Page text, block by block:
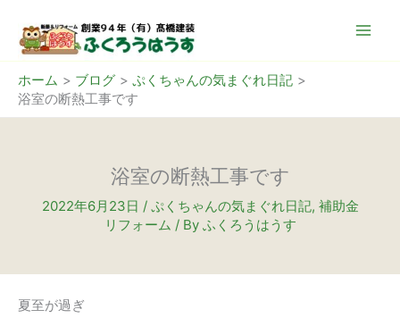
ッ
ホーム ブログ
ぷくちゃんの気まぐれ日記
浴室の断熱工事です
浴室の断熱工事です
2022年6月23日 / ぷくちゃんの気まぐれ日記, 補助金
リフォーム / By ふくろうはうす
夏至が過ぎ